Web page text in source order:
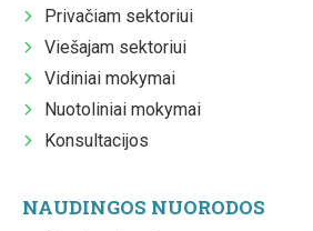
Privačiam sektoriui
Viešajam sektoriui
Vidiniai mokymai
Nuotoliniai mokymai
Konsultacijos
NAUDINGOS NUORODOS